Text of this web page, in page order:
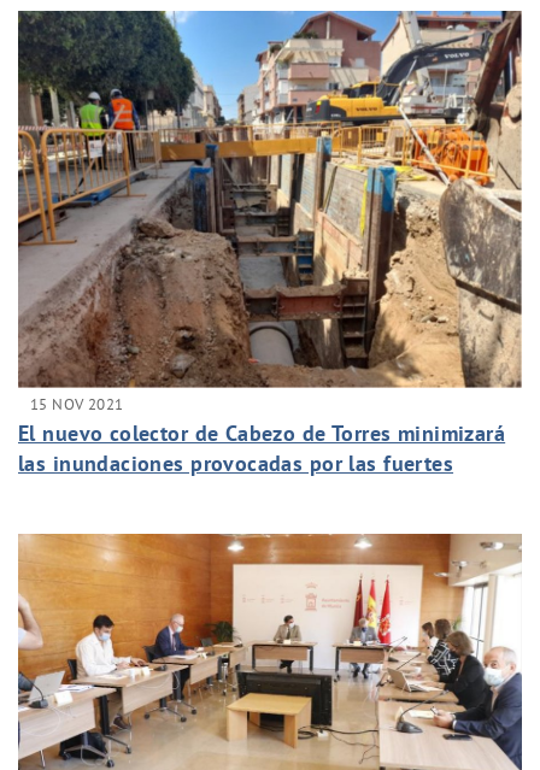
15 NOV 2021
El nuevo colector de Cabezo de Torres minimizará
las inundaciones provocadas por las fuertes